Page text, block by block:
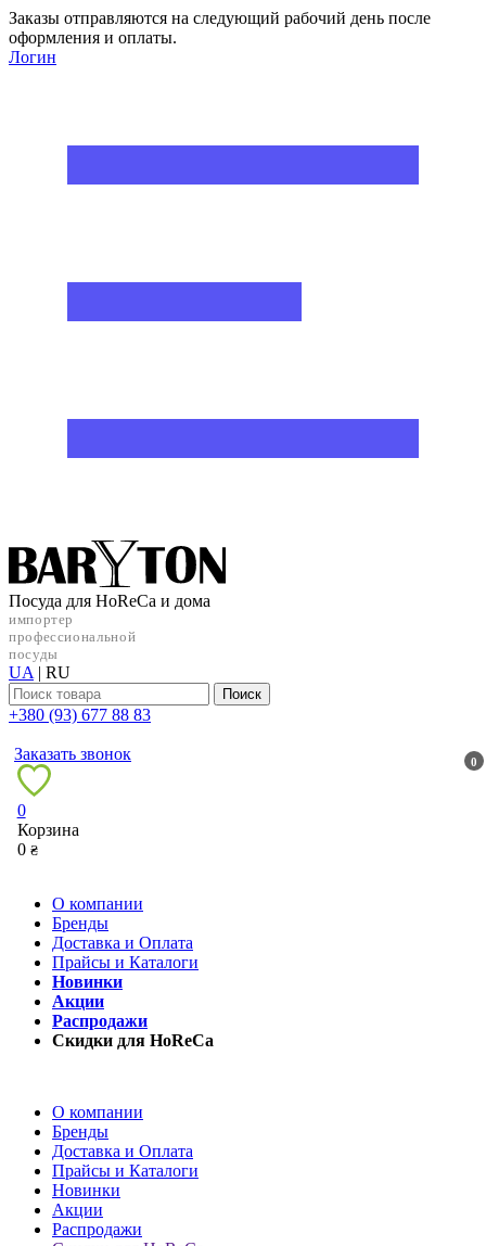
Заказы отправляются на следующий рабочий день после
оформления и оплаты.
Логин
Посуда для HoReCa и дома
импортер
профессиональной
посуды
UA | RU
Поиск
+38‎0 (93) 677 88 83
Заказать звонок 0
0
Корзина
0 ₴
О компании
Бренды
Доставка и Оплата
Прайсы и Каталоги
Новинки
Акции
Распродажи
Скидки для HoReCa
О компании
Бренды
Доставка и Оплата
Прайсы и Каталоги
Новинки
Акции
Распродажи